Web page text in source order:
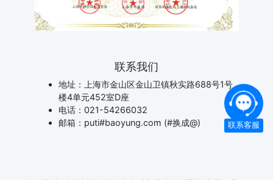
联系我们
地址：上海市金山区金山卫镇秋实路688号1号
楼4单元452室D座
电话：021-54266032
邮箱：puti#baoyung.com (#换成@)
联系客服